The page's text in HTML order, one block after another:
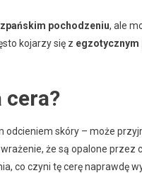
pochodzeniu, ale
kojarzy się z egzotycznym
cera?
odcieniem skóry – może
że są opalone przez
co czyni tę cerę naprawdę